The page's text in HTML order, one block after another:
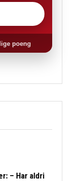
poeng
– Har aldri